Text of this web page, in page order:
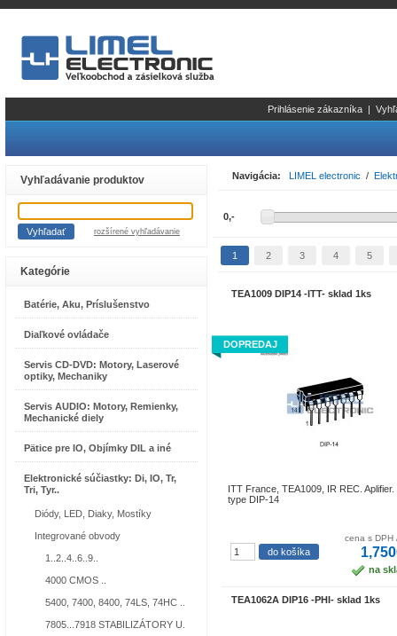
Prihlásenie zákazníka |
Vyhľadávanie produktov
rozšírené vyhľadávanie
Kategórie
Batérie, Aku, Príslušenstvo
Diaľkové ovládače
Servis CD-DVD: Motory, Laserové
optiky, Mechaniky
Servis AUDIO: Motory, Remienky,
Mechanické diely
Pätice pre IO, Objímky DIL a iné
Elektronické súčiastky: Di, IO, Tr,
Tri, Tyr..
Diódy, LED, Diaky, Mostíky
Integrované obvody
1..2..4..6..9..
4000 CMOS ..
5400, 7400, 8400, 74LS, 74HC ..
7805...7918 STABILIZÁTORY U.
Navigácia: LIMEL electronic /
1 2 3 4 5
TEA1009 DIP14 -ITT- sklad 1ks
DOPREDAJ
ITT France, TEA1009, IR REC.
type DIP-14
cena s DPH
na
TEA1062A DIP16 -PHI- sklad 1ks